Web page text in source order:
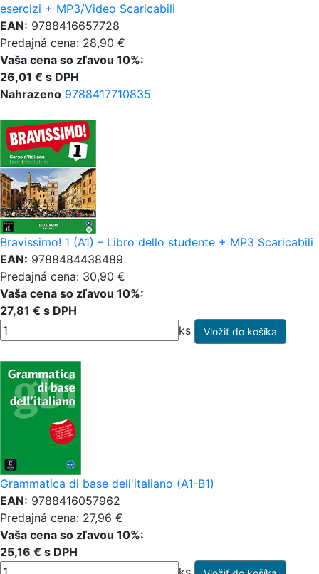
esercizi + MP3/Video Scaricabili
EAN: 9788416657728
Predajná cena: 28,90 €
Vaša cena so zľavou 10%:
26,01 € s DPH
Nahrazeno 9788417710835
Bravissimo! 1 (A1) – Libro dello studente + MP3 Scaricabili
EAN: 9788484438489
Predajná cena: 30,90 €
Vaša cena so zľavou 10%:
27,81 € s DPH
ks
Grammatica di base dell'italiano (A1-B1)
EAN: 9788416057962
Predajná cena: 27,96 €
Vaša cena so zľavou 10%:
25,16 € s DPH